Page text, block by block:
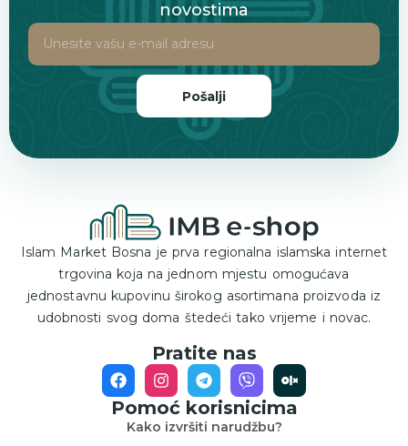
novostima
Pošalji
Islam Market Bosna je prva regionalna islamska internet
trgovina koja na jednom mjestu omogućava
jednostavnu kupovinu širokog asortimana proizvoda iz
udobnosti svog doma štedeći tako vrijeme i novac.
Pratite nas
Pomoć korisnicima
Kako izvršiti narudžbu?